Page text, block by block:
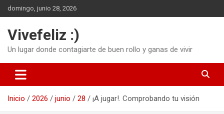
Saltar
al
domingo, junio 28, 2026
Vivefeliz :)
Un lugar donde contagiarte de buen rollo y ganas de vivir
Inicio 2026 junio 28 ¡A jugar!. Comprobando tu visión